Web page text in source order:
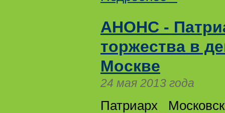
АНОНС -
торжества в
Москве
24 мая 2013 года
Патриарх